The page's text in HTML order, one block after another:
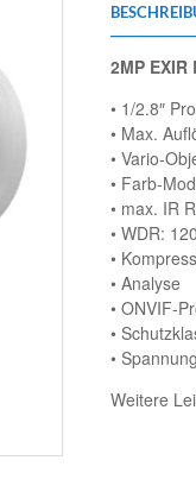
2MP
• 1/2.8″
• Max.
• Vario-
• Farb-
• max. IR
• WDR:
•
• Analyse
• ONVIF-
•
•
Weitere